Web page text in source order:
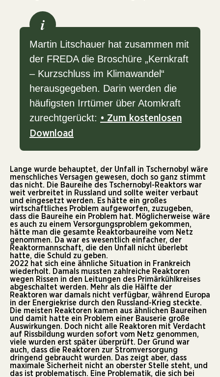
i
Martin Litschauer hat zusammen mit
der FREDA die Broschüre „Kernkraft
– Kurzschluss im Klimawandel“
herausgegeben. Darin werden die
häufigsten Irrtümer über Atomkraft
zurechtgerückt: • Zum kostenlosen
Download
Lange wurde behauptet, der Unfall in Tschernobyl wäre
menschliches Versagen gewesen, doch so ganz stimmt
das nicht. Die Baureihe des Tschernobyl-Reaktors war
weit verbreitet in Russland und sollte weiter verbaut
und eingesetzt werden. Es hätte ein großes
wirtschaftliches Problem aufgeworfen, zuzugeben,
dass die Baureihe ein Problem hat. Möglicherweise wäre
es auch zu einem Versorgungsproblem gekommen,
hätte man die gesamte Reaktorbaureihe vom Netz
genommen. Da war es wesentlich einfacher, der
Reaktormannschaft, die den Unfall nicht überlebt
hatte, die Schuld zu geben.
2022 hat sich eine ähnliche Situation in Frankreich
wiederholt. Damals mussten zahlreiche Reaktoren
wegen Rissen in den Leitungen des Primärkühlkreises
abgeschaltet werden. Mehr als die Hälfte der
Reaktoren war damals nicht verfügbar, während Europa
in der Energiekrise durch den Russland-Krieg steckte.
Die meisten Reaktoren kamen aus ähnlichen Baureihen
und damit hatte ein Problem einer Bauserie große
Auswirkungen. Doch nicht alle Reaktoren mit Verdacht
auf Rissbildung wurden sofort vom Netz genommen,
viele wurden erst später überprüft. Der Grund war
auch, dass die Reaktoren zur Stromversorgung
dringend gebraucht wurden. Das zeigt aber, dass
maximale Sicherheit nicht an oberster Stelle steht, und
das ist problematisch. Eine Problematik, die sich bei